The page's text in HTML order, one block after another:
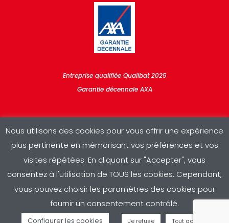
Entreprise qualifiée Qualibat 2025
Garantie décennale AXA
Copyright © 2025 RDV Sud | Conception & réalisation :A3 |
Mentions légales|Politique de confidentialité
Nous utilisons des cookies pour vous offrir une expérience
plus pertinente en mémorisant vos préférences et vos
visites répétées. En cliquant sur "Accepter", vous
consentez à l'utilisation de TOUS les cookies. Cependant,
vous pouvez choisir les paramètres des cookies pour
fournir un consentement contrôlé.
Configurer les cookies Je refuse Tout accepter